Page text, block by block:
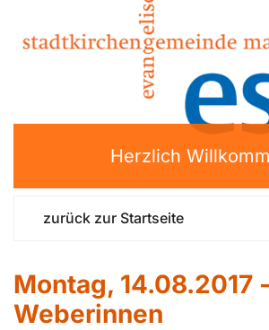
Herzlich
zurück zur Startseite
Montag, 14.08.2017
Weberinnen